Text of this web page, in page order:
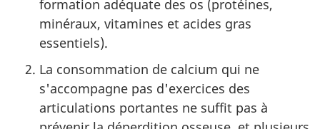
formation adéquate des os (protéines,
minéraux, vitamines et acides gras
essentiels).
La consommation de calcium qui ne
s'accompagne pas d'exercices des
articulations portantes ne suffit pas à